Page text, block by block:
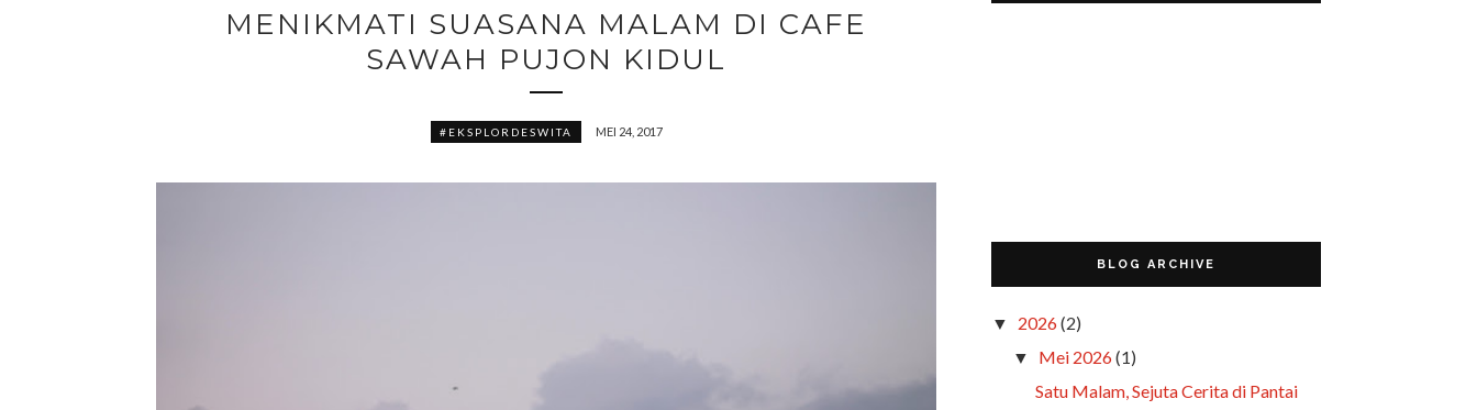
MENIKMATI SUASANA MALAM DI CAFE
SAWAH PUJON KIDUL
#EKSPLORDESWITA MEI 24, 2017
BLOG ARCHIVE
▼ 2026(2)
▼ Mei 2026(1)
Satu Malam, Sejuta Cerita di Pantai